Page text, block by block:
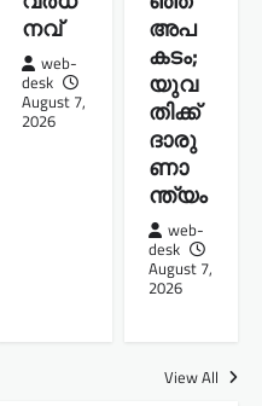
നവ്
web-
desk
August 7,
2026
അപ
കടം;
യുവ
തിക്ക്
ദാരു
ണാ
ന്ത്യം
web-
desk
August 7,
2026
View All